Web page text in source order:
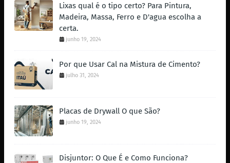
Lixas qual é o tipo certo? Para Pintura,
Madeira, Massa, Ferro e D'agua escolha a
certa.
junho 19, 2024
Por que Usar Cal na Mistura de Cimento?
julho 31, 2024
Placas de Drywall O que São?
junho 19, 2024
Disjuntor: O Que É e Como Funciona?